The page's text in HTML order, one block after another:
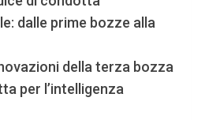
dalle prime bozze alla
della terza bozza
per l’intelligenza